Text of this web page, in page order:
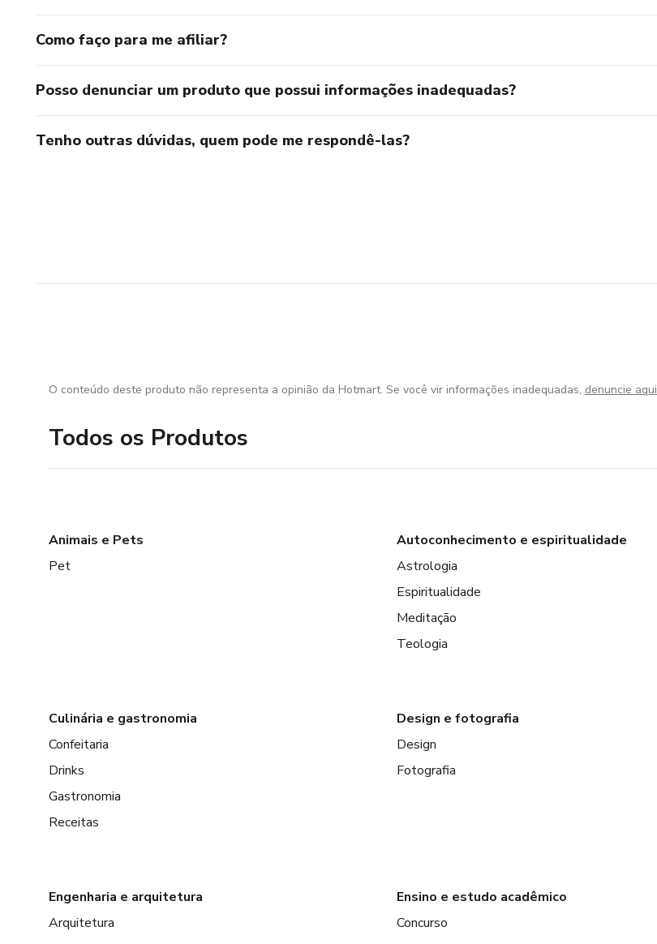
Como faço para me afiliar?
Posso denunciar um produto que possui informações inadequadas?
Tenho outras dúvidas, quem pode me respondê-las?
O conteúdo deste produto não representa a opinião da Hotmart. Se você vir informações inadequadas, denuncie aqui
Todos os Produtos
Animais e Pets
Pet
Autoconhecimento e espiritualidade
Astrologia
Espiritualidade
Meditação
Teologia
Culinária e gastronomia
Confeitaria
Drinks
Gastronomia
Receitas
Design e fotografia
Design
Fotografia
Engenharia e arquitetura
Arquitetura
Ensino e estudo acadêmico
Concurso